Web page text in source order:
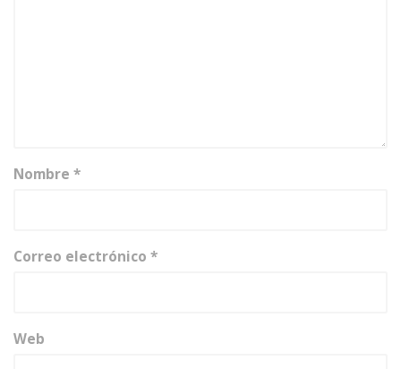
Nombre *
Correo electrónico *
Web